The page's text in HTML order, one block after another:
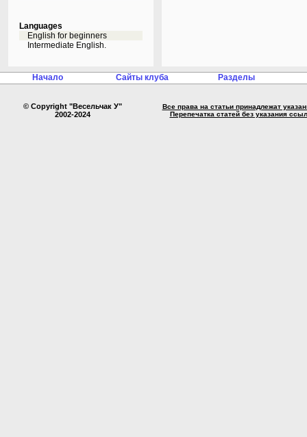
Languages
English for beginners
Intermediate English.
Начало Сайты клуба Разделы
© Copyright "Весельчак У"
2002-2024
Все права на статьи принадлежат
Перепечатка статей без указания